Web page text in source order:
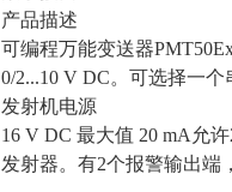
产品描述
可编程万能变送器
0/2...10 V DC。可选择一
发射机电源
16 V DC 最大值 20 mA 允许
发射器。有2个报警输出端